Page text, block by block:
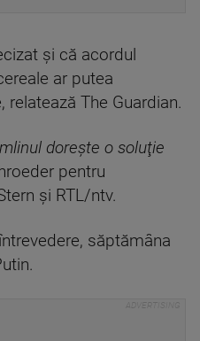
și că acordul
ar putea
relatează The Guardian.
doreşte o soluţie
pentru
şi RTL/ntv.
săptămâna